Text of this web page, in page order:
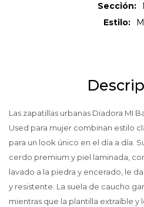
Sección
Estilo
Las zapatillas urbanas Diadora MI
Used para mujer combinan estilo
para un look único en el día a día.
cerdo premium y piel laminada,
lavado a la piedra y encerado, le
y resistente. La suela de caucho
mientras que la plantilla extraíble